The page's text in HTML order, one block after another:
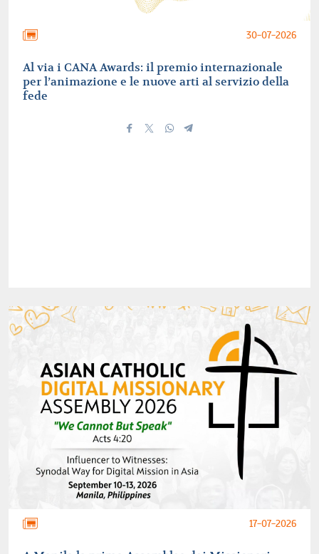
30-07-2026
Al via i CANA Awards: il premio internazionale
per l’animazione e le nuove arti al servizio della
fede
17-07-2026